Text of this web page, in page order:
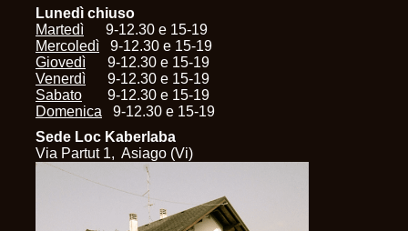
Lunedì chiuso
Martedì 9-12.30 e 15-19
Mercoledì 9-12.30 e 15-19
Giovedì 9-12.30 e 15-19
Venerdì 9-12.30 e 15-19
Sabato 9-12.30 e 15-19
Domenica 9-12.30 e 15-19
Sede Loc Kaberlaba
Via Partut 1, Asiago (Vi)